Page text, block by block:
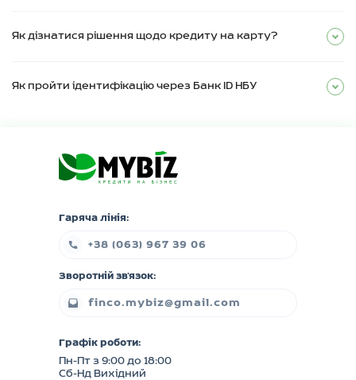
Як дізнатися рішення щодо кредиту на карту?
Як пройти ідентифікацію через Банк ID НБУ
Гаряча лінія:
+38 (063) 967 39 06
Зворотній зв'язок:
finco.mybiz@gmail.com
Графік роботи:
Пн-Пт з 9:00 до 18:00
Сб-Нд Вихідний